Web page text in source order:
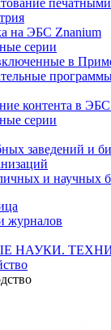
на ЭБС Znanium
серии
в
контента в
серии
заведений и
и научных
журналов
НАУКИ.